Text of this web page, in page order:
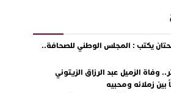
يكتب : المجلس الوطني للصحافة..
وفاة الزميل عبد الرزاق الزيتوني
بين زملائه ومحبيه